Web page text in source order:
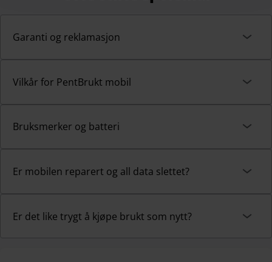
Garanti og reklamasjon
Vilkår for PentBrukt mobil
Bruksmerker og batteri
Er mobilen reparert og all data slettet?
Er det like trygt å kjøpe brukt som nytt?